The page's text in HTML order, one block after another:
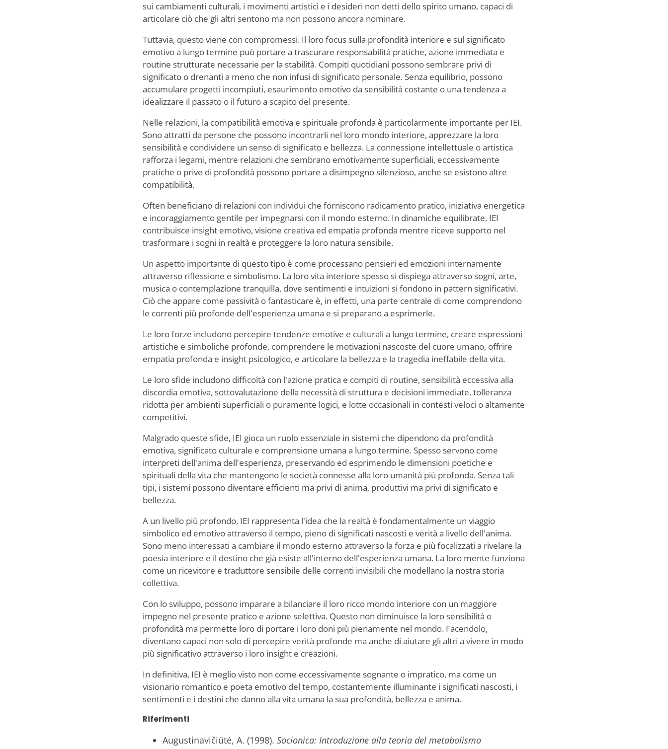
sui cambiamenti culturali, i movimenti artistici e i desideri non detti dello spirito umano, capaci di
articolare ciò che gli altri sentono ma non possono ancora nominare.
Tuttavia, questo viene con compromessi. Il loro focus sulla profondità interiore e sul significato
emotivo a lungo termine può portare a trascurare responsabilità pratiche, azione immediata e
routine strutturate necessarie per la stabilità. Compiti quotidiani possono sembrare privi di
significato o drenanti a meno che non infusi di significato personale. Senza equilibrio, possono
accumulare progetti incompiuti, esaurimento emotivo da sensibilità costante o una tendenza a
idealizzare il passato o il futuro a scapito del presente.
Nelle relazioni, la compatibilità emotiva e spirituale profonda è particolarmente importante per IEI.
Sono attratti da persone che possono incontrarli nel loro mondo interiore, apprezzare la loro
sensibilità e condividere un senso di significato e bellezza. La connessione intellettuale o artistica
rafforza i legami, mentre relazioni che sembrano emotivamente superficiali, eccessivamente
pratiche o prive di profondità possono portare a disimpegno silenzioso, anche se esistono altre
compatibilità.
Often beneficiano di relazioni con individui che forniscono radicamento pratico, iniziativa energetica
e incoraggiamento gentile per impegnarsi con il mondo esterno. In dinamiche equilibrate, IEI
contribuisce insight emotivo, visione creativa ed empatia profonda mentre riceve supporto nel
trasformare i sogni in realtà e proteggere la loro natura sensibile.
Un aspetto importante di questo tipo è come processano pensieri ed emozioni internamente
attraverso riflessione e simbolismo. La loro vita interiore spesso si dispiega attraverso sogni, arte,
musica o contemplazione tranquilla, dove sentimenti e intuizioni si fondono in pattern significativi.
Ciò che appare come passività o fantasticare è, in effetti, una parte centrale di come comprendono
le correnti più profonde dell'esperienza umana e si preparano a esprimerle.
Le loro forze includono percepire tendenze emotive e culturali a lungo termine, creare espressioni
artistiche e simboliche profonde, comprendere le motivazioni nascoste del cuore umano, offrire
empatia profonda e insight psicologico, e articolare la bellezza e la tragedia ineffabile della vita.
Le loro sfide includono difficoltà con l'azione pratica e compiti di routine, sensibilità eccessiva alla
discordia emotiva, sottovalutazione della necessità di struttura e decisioni immediate, tolleranza
ridotta per ambienti superficiali o puramente logici, e lotte occasionali in contesti veloci o altamente
competitivi.
Malgrado queste sfide, IEI gioca un ruolo essenziale in sistemi che dipendono da profondità
emotiva, significato culturale e comprensione umana a lungo termine. Spesso servono come
interpreti dell'anima dell'esperienza, preservando ed esprimendo le dimensioni poetiche e
spirituali della vita che mantengono le società connesse alla loro umanità più profonda. Senza tali
tipi, i sistemi possono diventare efficienti ma privi di anima, produttivi ma privi di significato e
bellezza.
A un livello più profondo, IEI rappresenta l'idea che la realtà è fondamentalmente un viaggio
simbolico ed emotivo attraverso il tempo, pieno di significati nascosti e verità a livello dell'anima.
Sono meno interessati a cambiare il mondo esterno attraverso la forza e più focalizzati a rivelare la
poesia interiore e il destino che già esiste all'interno dell'esperienza umana. La loro mente funziona
come un ricevitore e traduttore sensibile delle correnti invisibili che modellano la nostra storia
collettiva.
Con lo sviluppo, possono imparare a bilanciare il loro ricco mondo interiore con un maggiore
impegno nel presente pratico e azione selettiva. Questo non diminuisce la loro sensibilità o
profondità ma permette loro di portare i loro doni più pienamente nel mondo. Facendolo,
diventano capaci non solo di percepire verità profonde ma anche di aiutare gli altri a vivere in modo
più significativo attraverso i loro insight e creazioni.
In definitiva, IEI è meglio visto non come eccessivamente sognante o impratico, ma come un
visionario romantico e poeta emotivo del tempo, costantemente illuminante i significati nascosti, i
sentimenti e i destini che danno alla vita umana la sua profondità, bellezza e anima.
Riferimenti
Augustinavičiūtė, A. (1998). Socionica: Introduzione alla teoria del metabolismo